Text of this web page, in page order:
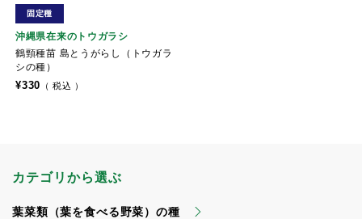
沖縄県在来のトウガラシ
鶴頸種苗 島とうがらし（トウガラ
シの種）
固定種
¥330 税込
カテゴリから選ぶ
葉菜類（葉を食べる野菜）の種